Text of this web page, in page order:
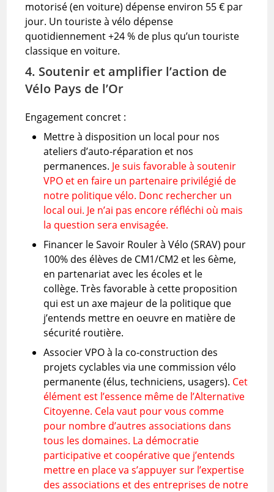
motorisé (en voiture) dépense environ 55 € par
jour. Un touriste à vélo dépense
quotidiennement +24 % de plus qu’un touriste
classique en voiture.
4. Soutenir et amplifier l’action de
Vélo Pays de l’Or
Engagement concret :
Mettre à disposition un local pour nos
ateliers d’auto-réparation et nos
permanences. Je suis favorable à soutenir
VPO et en faire un partenaire privilégié de
notre politique vélo. Donc rechercher un
local oui. Je n’ai pas encore réfléchi où mais
la question sera envisagée.
Financer le Savoir Rouler à Vélo (SRAV) pour
100% des élèves de CM1/CM2 et les 6ème,
en partenariat avec les écoles et le
collège. Très favorable à cette proposition
qui est un axe majeur de la politique que
j’entends mettre en oeuvre en matière de
sécurité routière.
Associer VPO à la co-construction des
projets cyclables via une commission vélo
permanente (élus, techniciens, usagers). Cet
élément est l’essence même de l’Alternative
Citoyenne. Cela vaut pour vous comme
pour nombre d’autres associations dans
tous les domaines. La démocratie
participative et coopérative que j’entends
mettre en place va s’appuyer sur l’expertise
des associations et des entreprises de notre